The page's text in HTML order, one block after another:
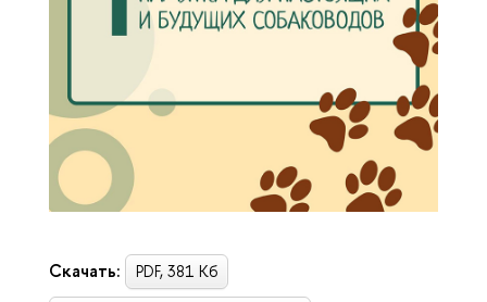
Скачать: PDF, 381 Кб